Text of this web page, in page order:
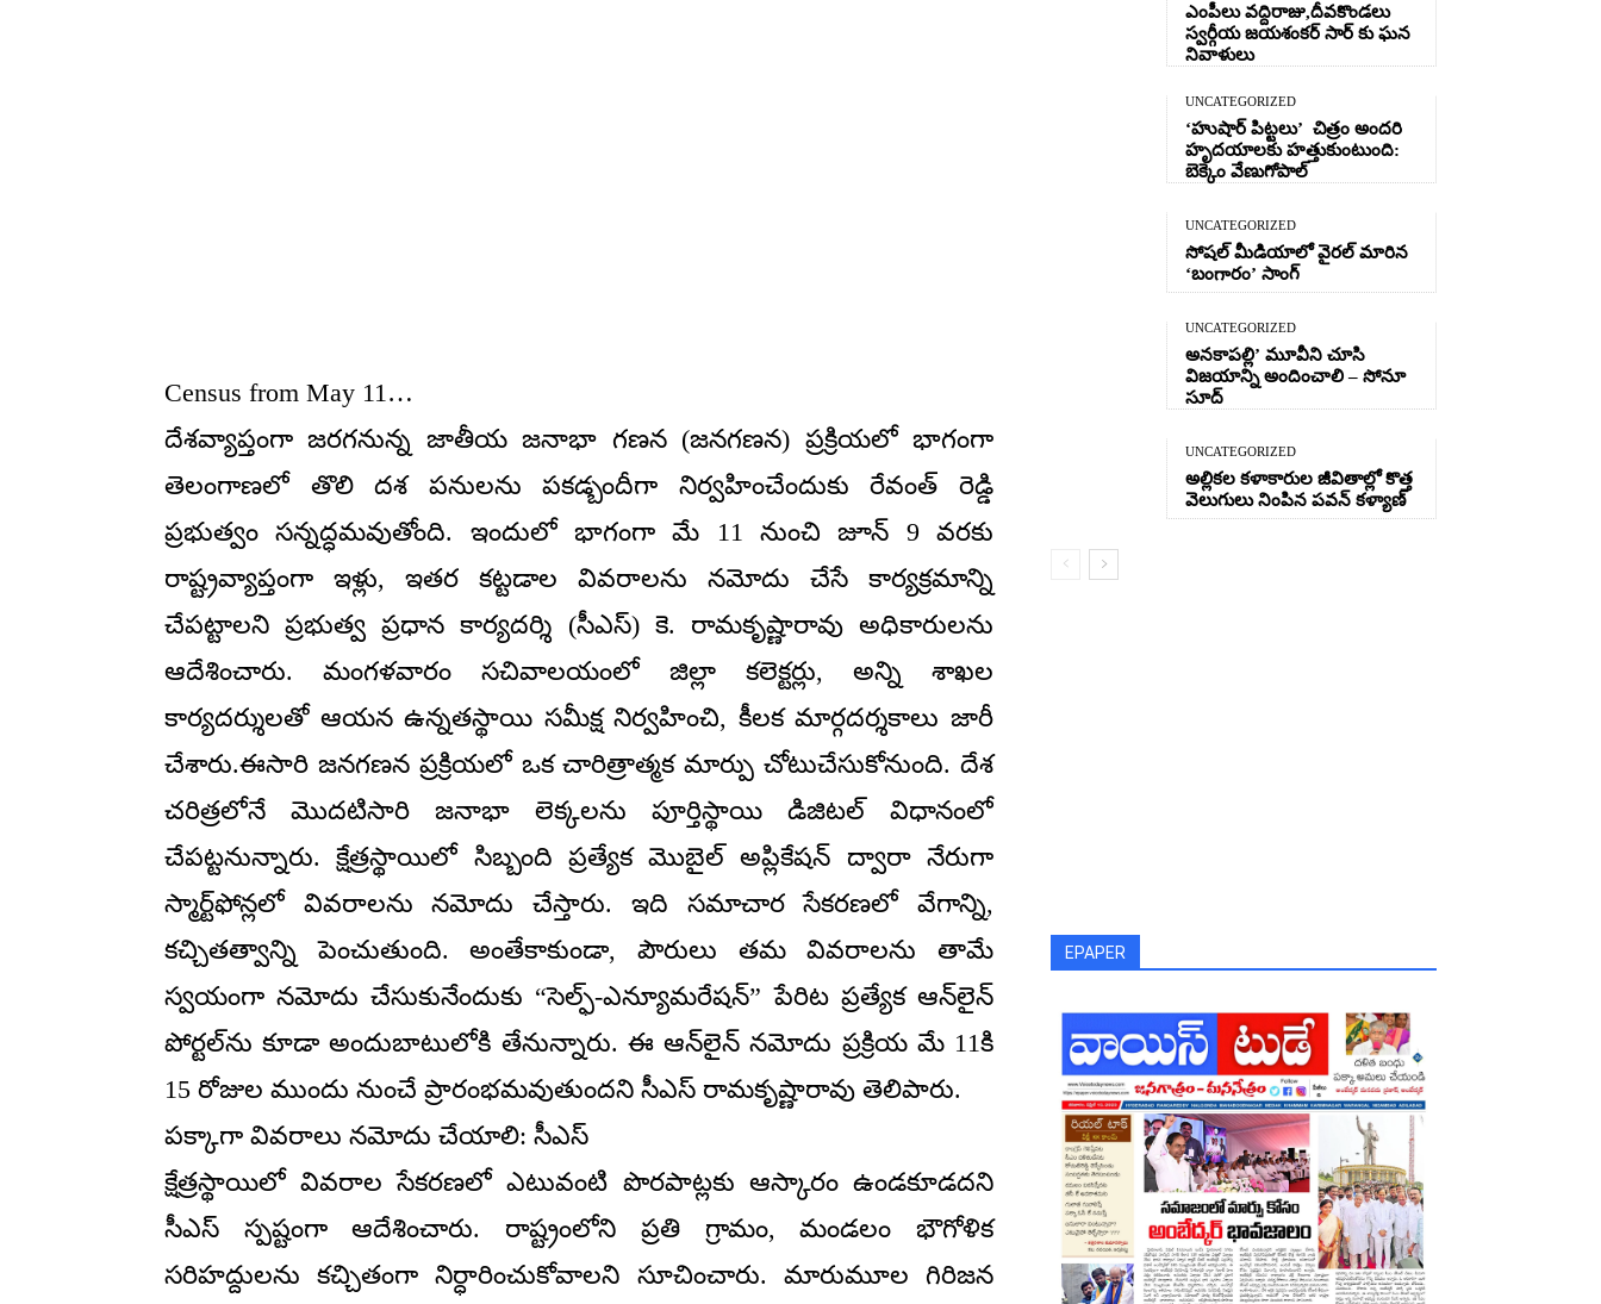
Census from May 11…
దేశవ్యాప్తంగా జరగనున్న జాతీయ జనాభా గణన (జనగణన) ప్రక్రియలో భాగంగా
తెలంగాణలో తొలి దశ పనులను పకడ్బందీగా నిర్వహించేందుకు రేవంత్ రెడ్డి
ప్రభుత్వం సన్నద్ధమవుతోంది. ఇందులో భాగంగా మే 11 నుంచి జూన్ 9 వరకు
రాష్ట్రవ్యాప్తంగా ఇళ్లు, ఇతర కట్టడాల వివరాలను నమోదు చేసే కార్యక్రమాన్ని
చేపట్టాలని ప్రభుత్వ ప్రధాన కార్యదర్శి (సీఎస్) కె. రామకృష్ణారావు అధికారులను
ఆదేశించారు. మంగళవారం సచివాలయంలో జిల్లా కలెక్టర్లు, అన్ని శాఖల
కార్యదర్శులతో ఆయన ఉన్నతస్థాయి సమీక్ష నిర్వహించి, కీలక మార్గదర్శకాలు జారీ
చేశారు.ఈసారి జనగణన ప్రక్రియలో ఒక చారిత్రాత్మక మార్పు చోటుచేసుకోనుంది. దేశ
చరిత్రలోనే మొదటిసారి జనాభా లెక్కలను పూర్తిస్థాయి డిజిటల్ విధానంలో
చేపట్టనున్నారు. క్షేత్రస్థాయిలో సిబ్బంది ప్రత్యేక మొబైల్ అప్లికేషన్ ద్వారా నేరుగా
స్మార్ట్‌ఫోన్లలో వివరాలను నమోదు చేస్తారు. ఇది సమాచార సేకరణలో వేగాన్ని,
కచ్చితత్వాన్ని పెంచుతుంది. అంతేకాకుండా, పౌరులు తమ వివరాలను తామే
స్వయంగా నమోదు చేసుకునేందుకు “సెల్ఫ్-ఎన్యూమరేషన్” పేరిట ప్రత్యేక ఆన్‌లైన్
పోర్టల్‌ను కూడా అందుబాటులోకి తేనున్నారు. ఈ ఆన్‌లైన్ నమోదు ప్రక్రియ మే 11కి
15 రోజుల ముందు నుంచే ప్రారంభమవుతుందని సీఎస్ రామకృష్ణారావు తెలిపారు.
పక్కాగా వివరాలు నమోదు చేయాలి: సీఎస్
క్షేత్రస్థాయిలో వివరాల సేకరణలో ఎటువంటి పొరపాట్లకు ఆస్కారం ఉండకూడదని
సీఎస్ స్పష్టంగా ఆదేశించారు. రాష్ట్రంలోని ప్రతి గ్రామం, మండలం భౌగోళిక
సరిహద్దులను కచ్చితంగా నిర్ధారించుకోవాలని సూచించారు. మారుమూల గిరిజన
ఎంపీలు వద్దిరాజు,దీవకొండలు
స్వర్గీయ జయశంకర్ సార్ కు ఘన
నివాళులు
UNCATEGORIZED
‘హుషార్‌ పిట్టలు’ చిత్రం అందరి
హృదయాలకు హత్తుకుంటుంది:
బెక్కెం వేణుగోపాల్‌
UNCATEGORIZED
సోషల్ మీడియాలో వైరల్ మారిన
‘బంగారం’ సాంగ్
UNCATEGORIZED
అనకాపల్లి’ మూవీని చూసి
విజయాన్ని అందించాలి – సోనూ
సూద్
UNCATEGORIZED
అల్లికల కళాకారుల జీవితాల్లో కొత్త
వెలుగులు నింపిన పవన్ కళ్యాణ్
EPAPER